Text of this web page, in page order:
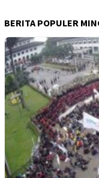
BERITA POPULER